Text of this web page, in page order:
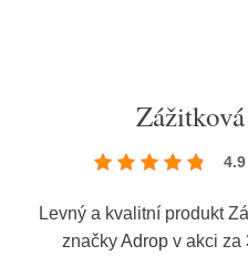
4.9
Levný a kvalitní produkt
značkyAdropv akci za